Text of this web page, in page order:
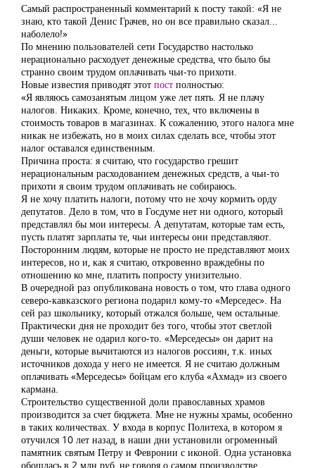
Самый распространенный комментарий к посту такой: «Я не
знаю, кто такой Денис Грачев, но он все правильно сказал...
наболело!»
По мнению пользователей сети Государство настолько
нерационально расходует денежные средства, что было бы
странно своим трудом оплачивать чьи-то прихоти.
Новые известия приводят этот пост полностью:
«Я являюсь самозанятым лицом уже лет пять. Я не плачу
налогов. Никаких. Кроме, конечно, тех, что включены в
стоимость товаров в магазинах. К сожалению, этого налога мне
никак не избежать, но в моих силах сделать все, чтобы этот
налог оставался единственным.
Причина проста: я считаю, что государство грешит
нерациональным расходованием денежных средств, а чьи-то
прихоти я своим трудом оплачивать не собираюсь.
Я не хочу платить налоги, потому что не хочу кормить орду
депутатов. Дело в том, что в Госдуме нет ни одного, который
представлял бы мои интересы. А депутатам, которые там есть,
пусть платят зарплаты те, чьи интересы они представляют.
Посторонним людям, которые не просто не представляют моих
интересов, но и, как я считаю, откровенно враждебны по
отношению ко мне, платить попросту унизительно.
В очередной раз опубликована новость о том, что глава одного
северо-кавказского региона подарил кому-то «Мерседес». На
сей раз школьнику, который отжался больше, чем остальные.
Практически дня не проходит без того, чтобы этот светлой
души человек не одарил кого-то. «Мерседесы» он дарит на
деньги, которые вычитаются из налогов россиян, т.к. иных
источников дохода у него не имеется. Я не считаю должным
оплачивать «Мерседесы» бойцам его клуба «Ахмад» из своего
кармана.
Строительство существенной доли православных храмов
производится за счет бюджета. Мне не нужны храмы, особенно
в таких количествах. У входа в корпус Политеха, в котором я
отучился 10 лет назад, в наши дни установили огроменный
памятник святым Петру и Февронии с иконой. Одна установка
обошлась в 2 млн руб, не говоря о самом производстве